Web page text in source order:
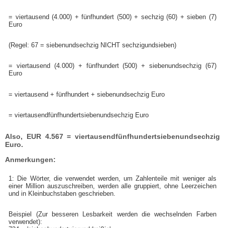
= viertausend (4.000) +fünfhundert (500) + sechzig (60) + sieben (7)
Euro
(Regel: 67 = siebenundsechzig NICHT sechzigundsieben)
=viertausend (4.000) + fünfhundert(500) + siebenundsechzig(67)
Euro
=viertausend +fünfhundert + siebenundsechzig Euro
=viertausendfünfhundertsiebenundsechzig Euro
Also, EUR 4.567 =viertausendfünfhundertsiebenundsechzig
Euro.
Anmerkungen:
1: Die Wörter, die verwendet werden, um Zahlenteile mit weniger als
einer Million auszuschreiben, werden alle gruppiert, ohne Leerzeichen
und in Kleinbuchstaben geschrieben.
Beispiel (Zur besseren Lesbarkeit werden die wechselnden Farben
verwendet):